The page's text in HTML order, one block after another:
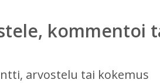
kommentoi
arvostelu tai kokemus